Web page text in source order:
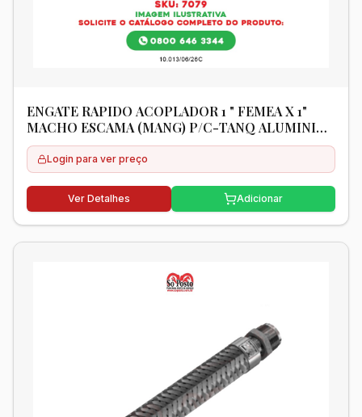
ENGATE RAPIDO ACOPLADOR 1 " FEMEA X 1"
MACHO ESCAMA (MANG) P/C-TANQ ALUMINIO
- DIVERSOS
Login para ver preço
Ver Detalhes Adicionar